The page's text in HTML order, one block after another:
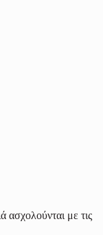
ασχολούνται με τις